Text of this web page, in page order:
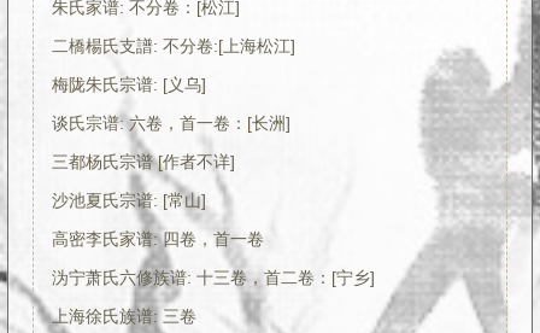
朱氏家谱: 不分卷：[松江]
二橋楊氏支譜: 不分卷:[上海松江]
梅陇朱氏宗谱: [义乌]
谈氏宗谱: 六卷，首一卷：[长洲]
三都杨氏宗谱 [作者不详]
沙池夏氏宗谱: [常山]
高密李氏家谱: 四卷，首一卷
沩宁萧氏六修族谱: 十三卷，首二卷：[宁乡]
上海徐氏族谱: 三卷